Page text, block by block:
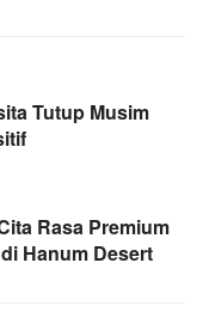
Tutup Musim
Rasa Premium
Hanum Desert